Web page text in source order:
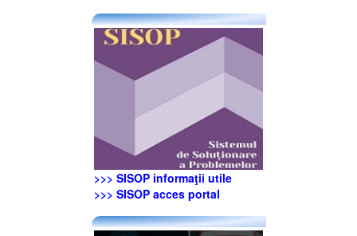
>>> SISOP informaţii utile
>>> SISOP acces portal